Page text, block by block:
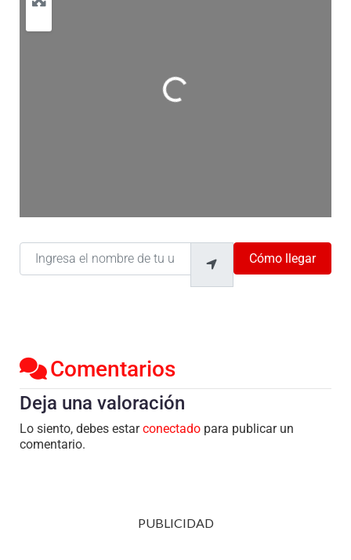
Cargando…
Ingresa el nombre de tu ubicación
Cómo llegar
Comentarios
Deja una valoración
Lo siento, debes estarconectado para publicar un
comentario.
PUBLICIDAD